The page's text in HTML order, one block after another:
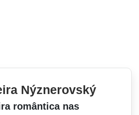
Nýznerovský
romântica nas